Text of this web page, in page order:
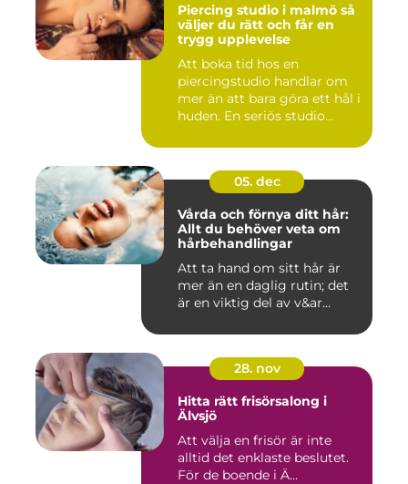
Piercing studio i malmö så
väljer du rätt och får en
trygg upplevelse
Att boka tid hos en
piercingstudio handlar om
mer än att bara göra ett hål i
huden. En seriös studio...
05. dec
Vårda och förnya ditt hår:
Allt du behöver veta om
hårbehandlingar
Att ta hand om sitt hår är
mer än en daglig rutin; det
är en viktig del av v&ar...
28. nov
Hitta rätt frisörsalong i
Älvsjö
Att välja en frisör är inte
alltid det enklaste beslutet.
För de boende i Ä...